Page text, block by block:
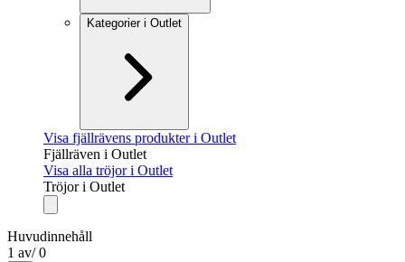
Kategorier i Outlet
Visa fjällrävens produkter i Outlet
Fjällräven i Outlet
Visa alla tröjor i Outlet
Tröjor i Outlet
Huvudinnehåll
1 av/ 0